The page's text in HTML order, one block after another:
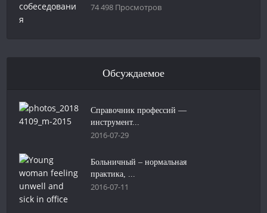
74 498 Просмотров
Обсуждаемое
Справочник профессий —
инструмент...
2016-07-29
Больничный – нормальная
практика, ...
2016-07-11